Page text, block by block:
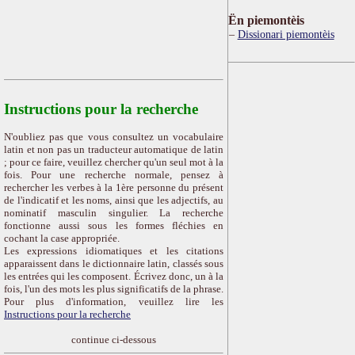
Instructions pour la recherche
N'oubliez pas que vous consultez un vocabulaire
latin et non pas un traducteur automatique de latin
; pour ce faire, veuillez chercher qu'un seul mot à la
fois. Pour une recherche normale, pensez à
rechercher les verbes à la 1ère personne du présent
de l'indicatif et les noms, ainsi que les adjectifs, au
nominatif masculin singulier. La recherche
fonctionne aussi sous les formes fléchies en
cochant la case appropriée.
Les expressions idiomatiques et les citations
apparaissent dans le dictionnaire latin, classés sous
les entrées qui les composent. Écrivez donc, un à la
fois, l'un des mots les plus significatifs de la phrase.
Pour plus d'information, veuillez lire les
Instructions pour la recherche
continue ci-dessous
Ën piemontèis
Dissionari piemontèis